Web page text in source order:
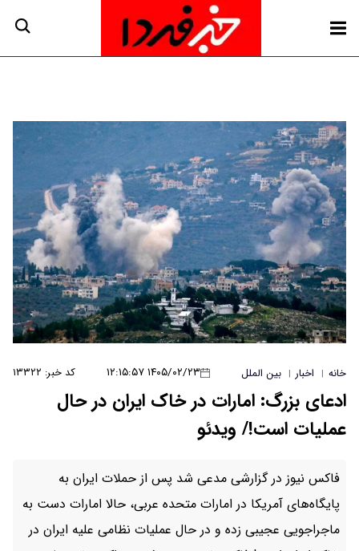
۱۴۰۵/۰۲/۲۳ ۱۲:۱۵:۵۷ کد خبر: ۱۳۳۲۲
در خاک ایران در حال
شد پس از حملات ایران به
متحده عربی، حالا امارات دست به
در حال عملیات نظامی علیه ایران در